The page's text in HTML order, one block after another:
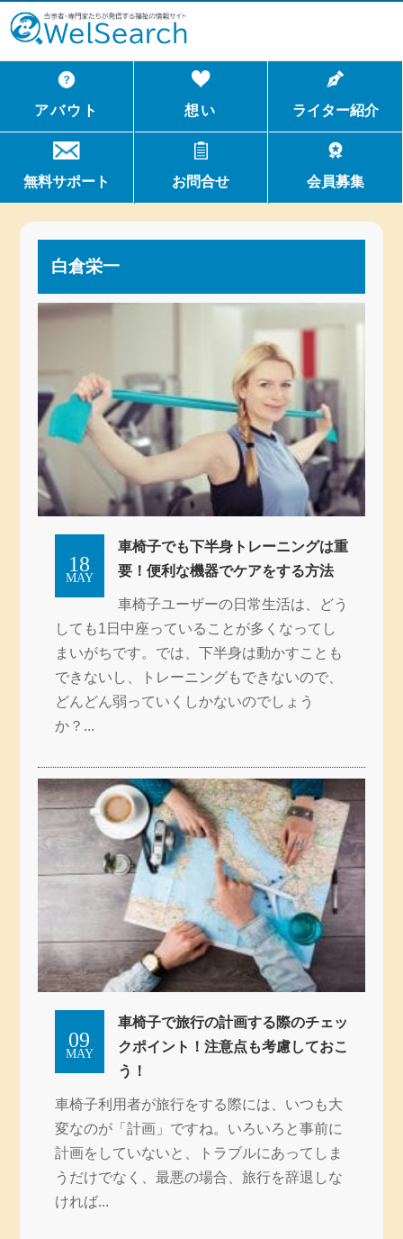
WelSerch
アバウト 想い ライター紹介
無料サポート お問合せ 会員募集
白倉栄一
MAY
18
車椅子でも下半身トレーニングは重
要！便利な機器でケアをする方法
車椅子ユーザーの日常生活は、どう
しても1日中座っていることが多くなってし
まいがちです。では、下半身は動かすことも
できないし、トレーニングもできないので、
どんどん弱っていくしかないのでしょう
か？...
MAY
09
車椅子で旅行の計画する際のチェッ
クポイント！注意点も考慮しておこ
う！
車椅子利用者が旅行をする際には、いつも大
変なのが「計画」ですね。いろいろと事前に
計画をしていないと、トラブルにあってしま
うだけでなく、最悪の場合、旅行を辞退しな
ければ...